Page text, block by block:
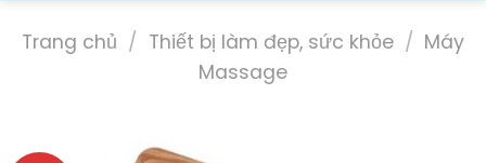
Trang chủ / Thiết bị làm đẹp, sức khỏe / Máy
Massage